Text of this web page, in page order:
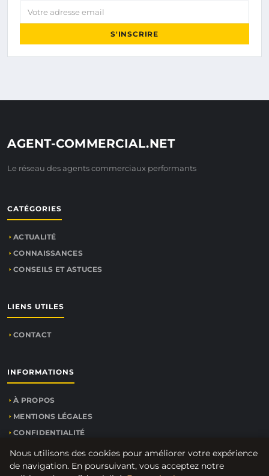
Votre adresse email
S'INSCRIRE
AGENT-COMMERCIAL.NET
Le réseau des agents commerciaux performants
CATÉGORIES
ACTUALITÉ
CONNAISSANCES
CONSEILS ET ASTUCES
LIENS UTILES
CONTACT
INFORMATIONS
À PROPOS
MENTIONS LÉGALES
CONFIDENTIALITÉ
PLAN DU SITE
Nous utilisons des cookies pour améliorer votre expérience
de navigation. En poursuivant, vous acceptez notre